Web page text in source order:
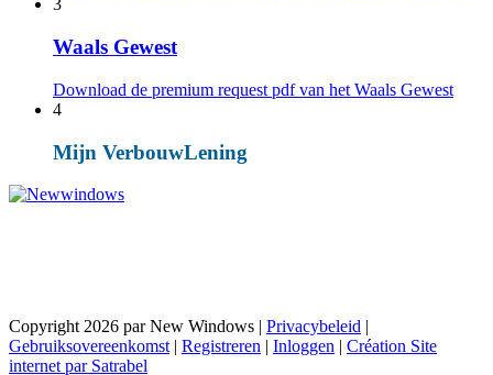
3
Waals Gewest
Download de premium request pdf van het Waals Gewest
4
Mijn VerbouwLening
Copyright 2026 par New Windows | Privacybeleid |
Gebruiksovereenkomst | Registreren | Inloggen | Création Site
internet par Satrabel